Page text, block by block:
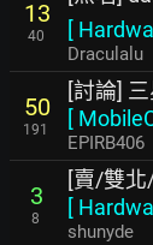
13
40 [
Draculalu
50
191
[討論]
[
EPIRB406
3
8
[賣/雙北
[
shunyde